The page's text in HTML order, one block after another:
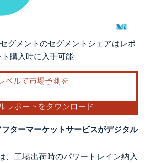
再利用にはCC BY 4.0の表示が必要です。
グメントのセグメントシェアはレポ
ト購入時に入手可能
ターマーケットサービスがデジタル
、工場出荷時のパワートレイン納入